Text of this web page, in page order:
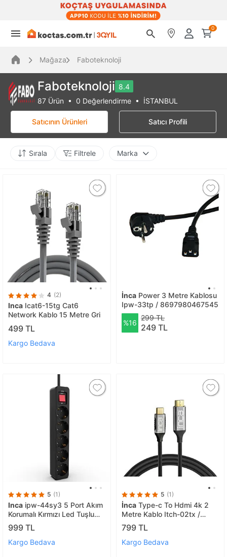
0
Mağaza Faboteknoloji
Faboteknoloji 8.4
87 Ürün • 0 Değerlendirme • İSTANBUL
Satıcının Ürünleri Satıcı Profili
Sırala Filtrele Marka
4 (2)
Inca Icat6-15tg Cat6
Network Kablo 15 Metre Gri
499 TL
Kargo Bedava
İnca Power 3 Metre Kablosu
Ipw-33tp / 8697980467545
%16
299 TL
249 TL
5 (1)
Inca ipw-44sy3 5 Port Akım
Korumalı Kırmızı Led Tuşlu
Priz 3m - Siyah
999 TL
Kargo Bedava
5 (1)
İnca Type-c To Hdmi 4k 2
Metre Kablo Itch-02tx /
8681949010361
799 TL
Kargo Bedava